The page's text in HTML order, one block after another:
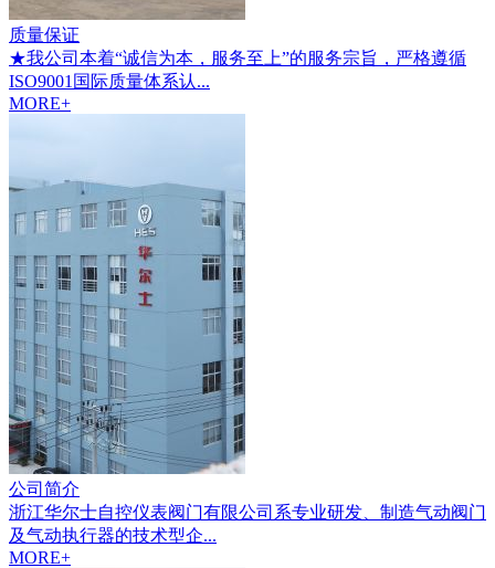
质量保证
★我公司本着“诚信为本，服务至上”的服务宗旨，严格遵循
ISO9001国际质量体系认...
MORE+
公司简介
浙江华尔士自控仪表阀门有限公司系专业研发、制造气动阀门
及气动执行器的技术型企...
MORE+